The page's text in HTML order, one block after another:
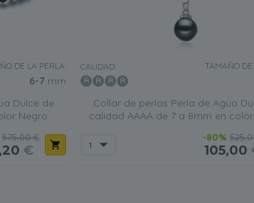
DE LA PERLA:
6-7 mm
Dulce de
Negro
575,00 €
€
CALIDAD: TAMAÑO
Collar de perlas Perla de Agua
calidad AAAA de 7 a 8mm en
-80%
105,00